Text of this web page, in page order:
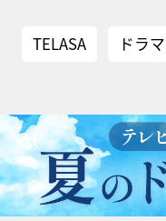
TELASA ドラマ